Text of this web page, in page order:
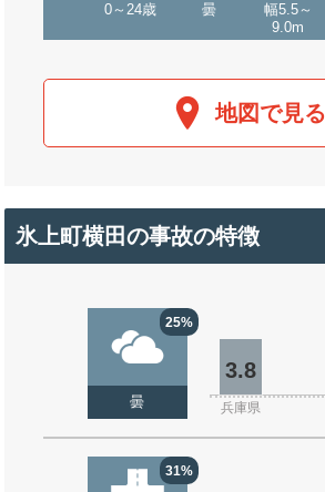
0～24歳 曇
幅5.5～
9.0m
地図で見る
氷上町横田の事故の特徴
25%
曇
3.8
兵庫県
31%